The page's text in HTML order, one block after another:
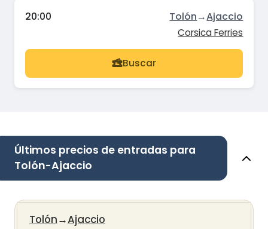
20:00 Tolón→Ajaccio
Corsica Ferries
Buscar
Últimos precios de entradas para
Tolón-Ajaccio
Tolón→Ajaccio